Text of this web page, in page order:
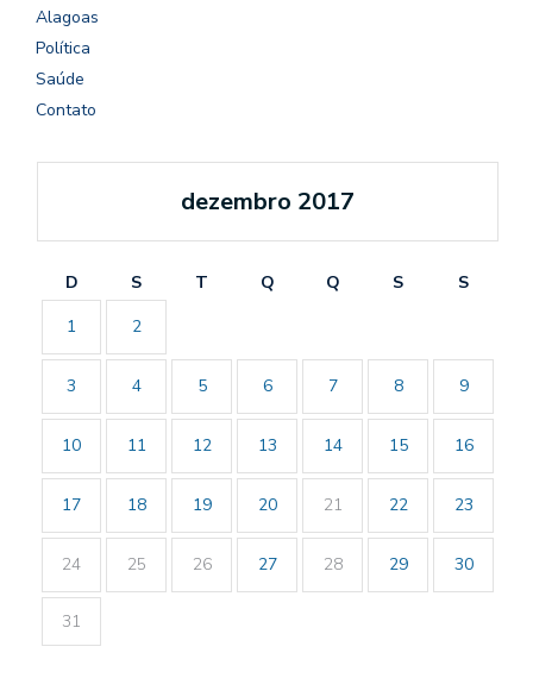
Alagoas
Política
Saúde
Contato
dezembro 2017
D S T Q Q S
S
1
2
3 4 5 6 7 8 9
10 11 12 13 14 15 16
17 18 19 20 21 22 23
24 25 26 27 28 29 30
31